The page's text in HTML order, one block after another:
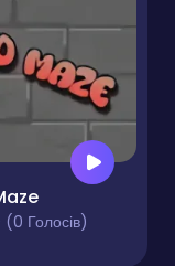
(0 Голосів)